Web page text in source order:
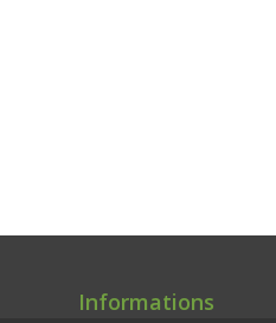
Informations